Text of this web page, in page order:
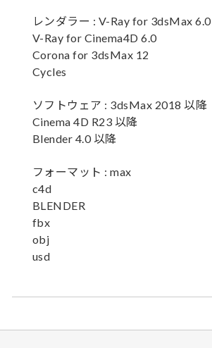
レンダラー : V-Ray for 3dsMax 6.0
V-Ray for Cinema4D 6.0
Corona for 3dsMax 12
Cycles
ソフトウェア : 3dsMax 2018 以降
Cinema 4D R23 以降
Blender 4.0 以降
フォーマット : max
c4d
BLENDER
fbx
obj
usd